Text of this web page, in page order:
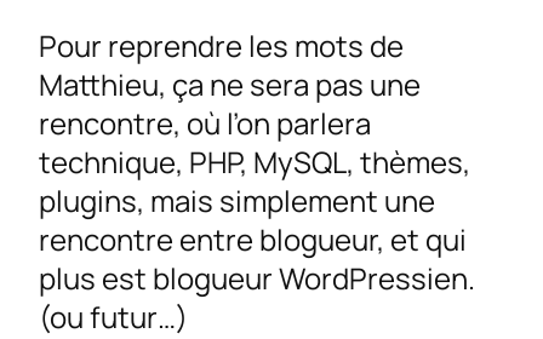
Pour reprendre les mots de
Matthieu, ça ne sera pas une
rencontre, où l’on parlera
technique, PHP, MySQL, thèmes,
plugins, mais simplement une
rencontre entre blogueur, et qui
plus est blogueur WordPressien.
(ou futur…)